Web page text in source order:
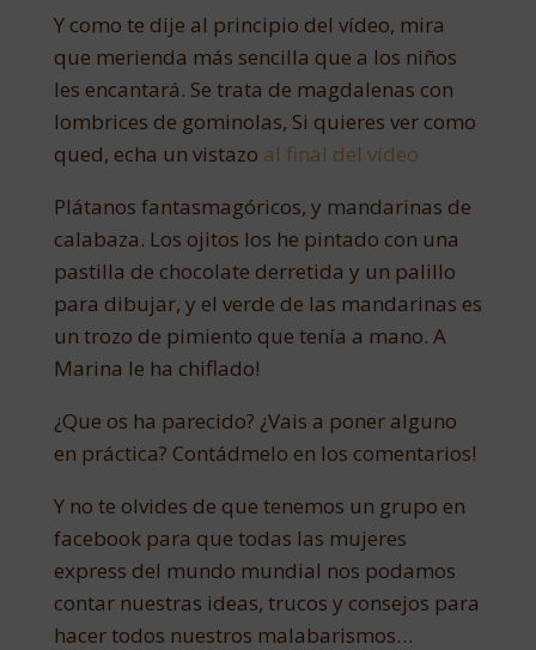
Y como te dije al principio del vídeo, mira
que merienda más sencilla que a los niños
les encantará. Se trata de magdalenas con
lombrices de gominolas, Si quieres ver como
qued, echa un vistazo al final del vídeo
Plátanos fantasmagóricos, y mandarinas de
calabaza. Los ojitos los he pintado con una
pastilla de chocolate derretida y un palillo
para dibujar, y el verde de las mandarinas es
un trozo de pimiento que tenía a mano. A
Marina le ha chiflado!
¿Que os ha parecido? ¿Vais a poner alguno
en práctica? Contádmelo en los comentarios!
Y no te olvides de que tenemos un grupo en
facebook para que todas las mujeres
express del mundo mundial nos podamos
contar nuestras ideas, trucos y consejos para
hacer todos nuestros malabarismos…